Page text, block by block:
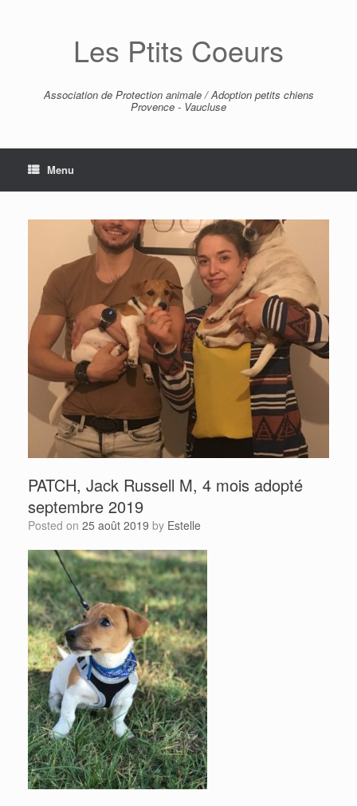
Les Ptits Coeurs
Association de Protection animale / Adoption petits chiens
Provence - Vaucluse
Menu
PATCH, Jack Russell M, 4 mois adopté
septembre 2019
Posted on 25 août 2019 by Estelle